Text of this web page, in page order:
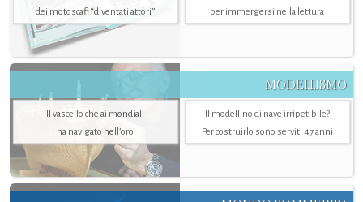
dei motoscafi “diventati attori”
per immergersi nella lettura
MODELLISMO
Il vascello che ai mondiali
ha navigato nell’oro
Il modellino di nave irripetibile?
Per costruirlo sono serviti 47 anni